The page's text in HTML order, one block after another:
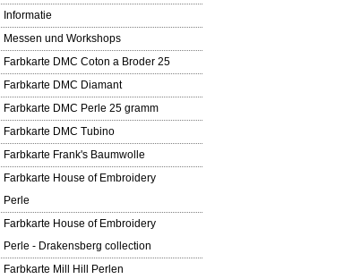
Informatie
Messen und Workshops
Farbkarte DMC Coton a Broder 25
Farbkarte DMC Diamant
Farbkarte DMC Perle 25 gramm
Farbkarte DMC Tubino
Farbkarte Frank's Baumwolle
Farbkarte House of Embroidery
Perle
Farbkarte House of Embroidery
Perle - Drakensberg collection
Farbkarte Mill Hill Perlen